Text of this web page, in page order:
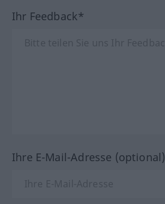
Ihr Feedback*
Ihre E-Mail-Adresse (optional)